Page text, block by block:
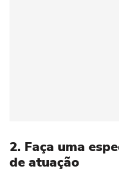
2. Faça uma
de atuação